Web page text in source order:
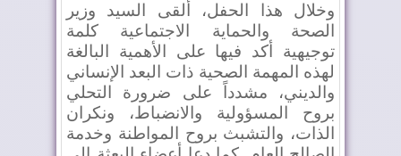
وخلال هذا الحفل، ألقى السيد وزير
الصحة والحماية الاجتماعية كلمة
توجيهية أكد فيها على الأهمية البالغة
لهذه المهمة الصحية ذات البعد الإنساني
والديني، مشدداً على ضرورة التحلي
بروح المسؤولية والانضباط، ونكران
الذات، والتشبث بروح المواطنة وخدمة